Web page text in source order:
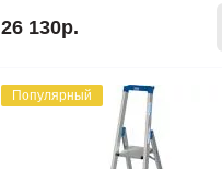
26 130р.
Популярный